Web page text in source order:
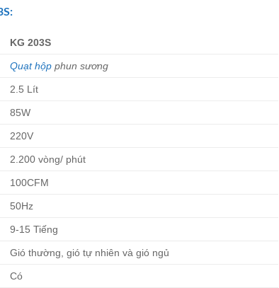
KG 203S
Quạt hộp phun sương
2.5 Lít
85W
220V
2.200 vòng/ phút
100CFM
50Hz
9-15 Tiếng
Gió thường, gió tự nhiên và gió ngủ
Có